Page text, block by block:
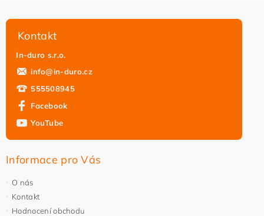
Kontakt
In-duro s.r.o.
info@in-duro.cz
555508945
Facebook
YouTube
Informace pro Vás
O nás
Kontakt
Hodnocení obchodu